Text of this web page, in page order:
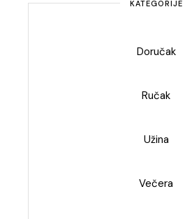
KATEGORIJE
Doručak
Ručak
Užina
Večera